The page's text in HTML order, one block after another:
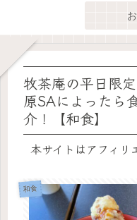
牧茶庵の平日限
原SAによったら
介！【和食】
本サイトはアフィリ
和食